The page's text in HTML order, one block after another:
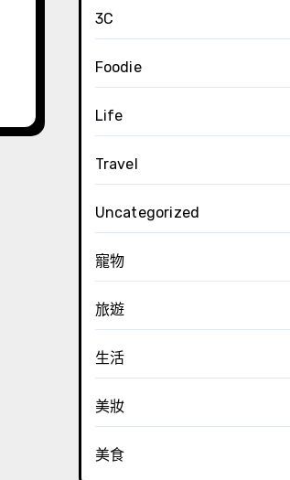
3C
Foodie
Life
Travel
Uncategorized
寵物
旅遊
生活
美妝
美食